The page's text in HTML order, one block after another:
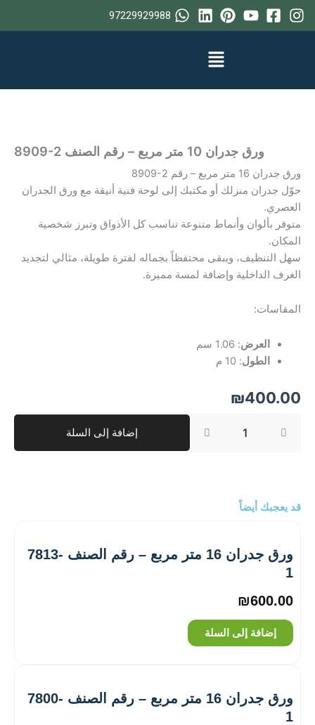
تخطي
إلى
97229929988
ورق جدران 10 متر مربع – رقم الصنف ‎8909-2
ورق جدران 16 متر مربع – رقم ‎8909-2
حوّل جدران منزلك أو مكتبك إلى لوحة فنية أنيقة مع ورق الجدران
العصري.
متوفر بألوان وأنماط متنوعة تناسب كل الأذواق وتبرز شخصية
المكان.
سهل التنظيف، ويبقى محتفظاً بجماله لفترة طويلة، مثالي لتجديد
الغرف الداخلية وإضافة لمسة مميزة.
المقاسات:
العرض: 1.06 سم
الطول: 10 م
₪400.00
–
‎8909-
2
إضافة إلى السلة
قد يعجبك أيضاً
ورق جدران 16 متر مربع – رقم الصنف ‎7813-
1
₪600.00
إضافة إلى السلة
ورق جدران 16 متر مربع – رقم الصنف ‎7800-
1